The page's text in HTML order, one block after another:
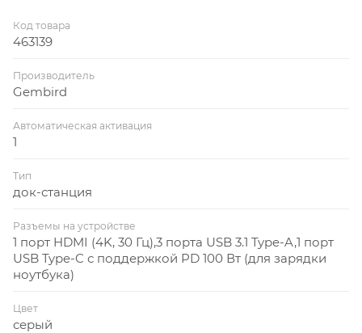
Код товара
463139
Производитель
Gembird
Автоматическая активация
1
Тип
док-станция
Разъемы на устройстве
1 порт HDMI (4K, 30 Гц),3 порта USB 3.1 Type-A,1 порт
USB Type-C с поддержкой PD 100 Вт (для зарядки
ноутбука)
Цвет
серый